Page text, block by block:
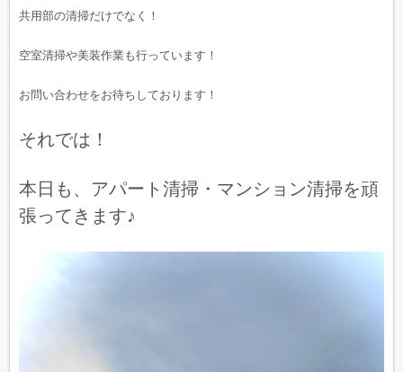
共用部の清掃だけでなく！
空室清掃や美装作業も行っています！
お問い合わせをお待ちしております！
それでは！
本日も、アパート清掃・マンション清掃を頑
張ってきます♪